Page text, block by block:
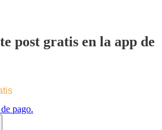
post gratis en la app de
pago.